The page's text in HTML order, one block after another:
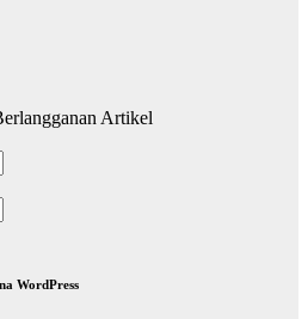
Artikel
WordPress